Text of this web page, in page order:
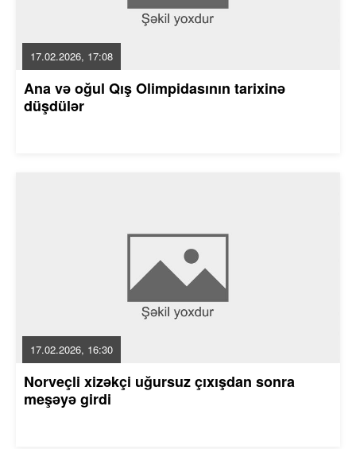
17.02.2026, 17:08
Ana və oğul Qış Olimpidasının tarixinə
düşdülər
17.02.2026, 16:30
Norveçli xizəkçi uğursuz çıxışdan sonra
meşəyə girdi